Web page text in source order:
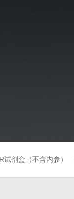
剂盒（不含内参）